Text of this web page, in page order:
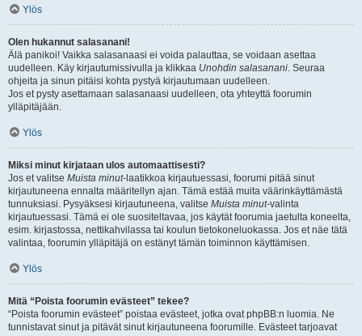
Ylös
Olen hukannut salasanani!
Älä panikoi! Vaikka salasanaasi ei voida palauttaa, se voidaan asettaa
uudelleen. Käy kirjautumissivulla ja klikkaa Unohdin salasanani. Seuraa
ohjeita ja sinun pitäisi kohta pystyä kirjautumaan uudelleen.
Jos et pysty asettamaan salasanaasi uudelleen, ota yhteyttä foorumin
ylläpitäjään.
Ylös
Miksi minut kirjataan ulos automaattisesti?
Jos et valitse Muista minut-laatikkoa kirjautuessasi, foorumi pitää sinut
kirjautuneena ennalta määritellyn ajan. Tämä estää muita väärinkäyttämästä
tunnuksiasi. Pysyäksesi kirjautuneena, valitse Muista minut-valinta
kirjautuessasi. Tämä ei ole suositeltavaa, jos käytät foorumia jaetulta koneelta,
esim. kirjastossa, nettikahvilassa tai koulun tietokoneluokassa. Jos et näe tätä
valintaa, foorumin ylläpitäjä on estänyt tämän toiminnon käyttämisen.
Ylös
Mitä “Poista foorumin evästeet” tekee?
“Poista foorumin evästeet” poistaa evästeet, jotka ovat phpBB:n luomia. Ne
tunnistavat sinut ja pitävät sinut kirjautuneena foorumille. Evästeet tarjoavat